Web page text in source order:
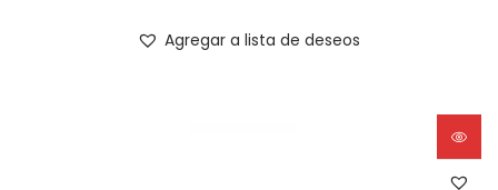
Agregar a lista de deseos